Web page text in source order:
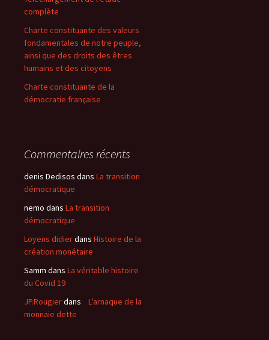
complète
Charte constituante des valeurs
fondamentales de notre peuple,
ainsi que des droits des êtres
humains et des citoyens
Charte constituante de la
démocratie française
Commentaires récents
denis Dedisos dans La transition
démocratique
nemo dans La transition
démocratique
Loyens didierdans Histoire de la
création monétaire
Samm dans La véritable histoire
du Covid 19
JP.Rougierdans
L’arnaque de la
monnaie dette